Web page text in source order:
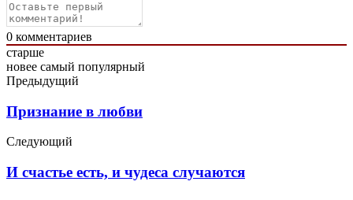
0 комментариев
старше
новее самый популярный
Предыдущий
Признание в любви
Следующий
И счастье есть, и чудеса случаются